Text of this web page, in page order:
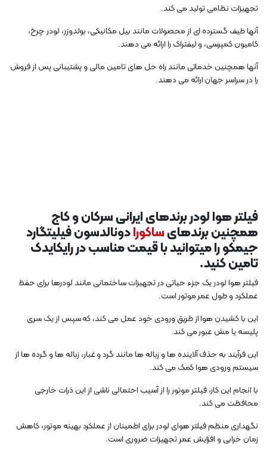
تجهیزات نظامی تولید می کند.
آنها طیف گسترده ای از محصولات مانند بیل مکانیکی، بولدوزر، لودر چرخ،
کامیون کمپرسی، و لیفتراک را ارائه می دهند.
آنها همچنین خدماتی مانند راه حل های تامین مالی و پشتیبانی پس از فروش
را در سراسر جهان ارائه می دهند.
فیلتر هوا لودر برندهای ایرانی سرکان و کاج
همچنین برندهایساکورادونالدسون فیلیتگارد
جیمکو را میتوانید با قیمت مناسب در رایکایدک
تامین کنید.
فیلتر هوا لودر یک جزء حیاتی در تجهیزات ساختمانی مانند لودرها برای حفظ
عملکرد و طول عمر موتور است.
این با کشیدن هوا از طریق ورودی خود عمل می کند، که سپس از یک سری
پلیسه یا مش عبور می کند.
این فرآیند به حذف آلاینده ها و زباله ها مانند گرد و غبار، زباله ها و گرده ها از
سیستم ورودی هوا کمک می کند.
با انجام این کار، فیلتر موتور را از آسیب احتمالی ناشی از این ذرات خارجی
محافظت می کند.
نگهداری منظم فیلتر هوای لودر برای اطمینان از عملکرد بهینه موتور، کاهش
زمان خرابی و افزایش عمر تجهیزات ضروری است.